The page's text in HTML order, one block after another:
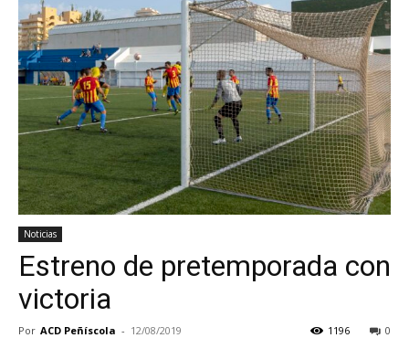
Noticias
Estreno de pretemporada con
victoria
Por ACD Peñíscola - 12/08/2019 0
1196